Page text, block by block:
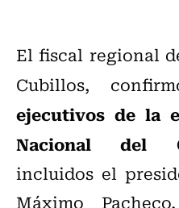
El fiscal regional
Cubillos,
ejecutivos de la
Nacional del
incluidos el
Máximo